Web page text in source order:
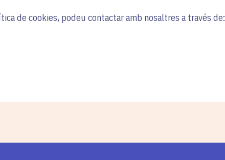
de cookies, podeu contactar amb nosaltres a través de: